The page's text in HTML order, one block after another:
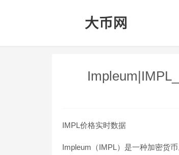
IMPL价格实时数据
Impleum（IMPL）是一种加密货